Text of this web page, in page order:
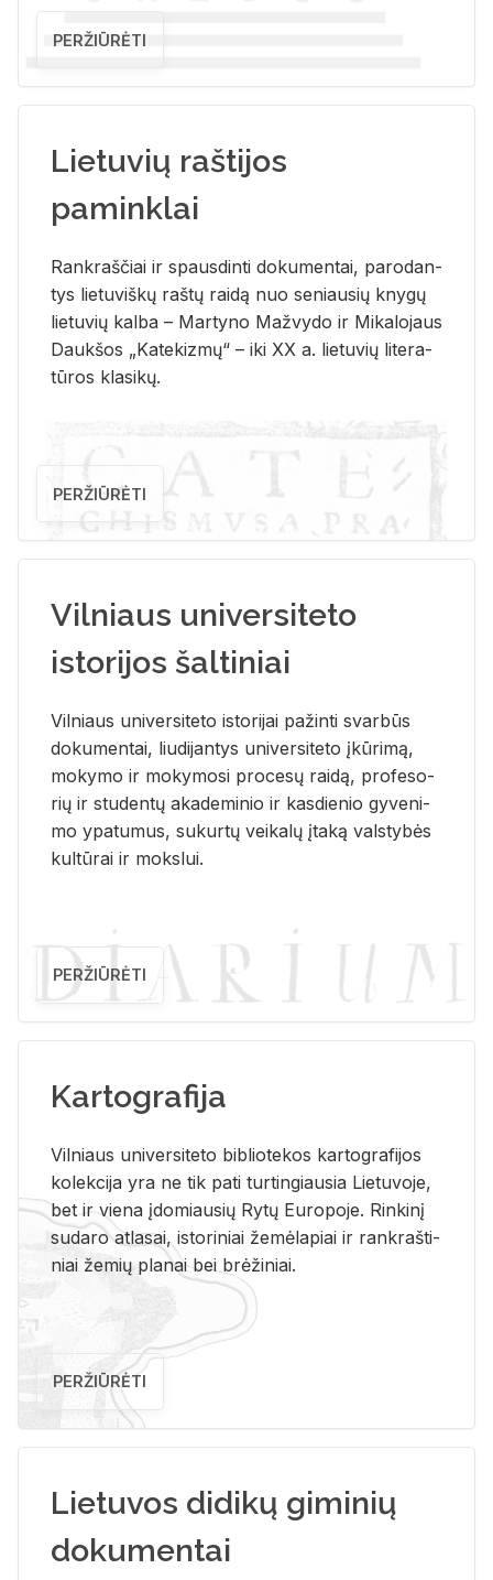
PERŽIŪRĖTI
Lietuvių raštijos
paminklai
Rank­raš­čiai ir spaus­din­ti do­ku­men­tai, pa­ro­dan­
tys lie­tu­viš­kų raš­tų rai­dą nuo se­niau­sių kny­gų
lie­tu­vių kal­ba – Mar­ty­no Ma­žvy­do ir Mi­ka­lo­jaus
Dauk­šos „Ka­te­kiz­mų“ – iki XX a. lie­tu­vių li­te­ra­
tū­ros kla­si­kų.
PERŽIŪRĖTI
Vilniaus universiteto
istorijos šaltiniai
Vil­niaus uni­ver­si­te­to is­to­ri­jai pa­žin­ti svar­būs
do­ku­men­tai, liu­di­jan­tys uni­ver­si­te­to įkū­ri­mą,
mo­ky­mo ir mo­ky­mo­si pro­ce­sų rai­dą, pro­fe­so­
rių ir stu­den­tų aka­de­mi­nio ir kas­die­nio gy­ve­ni­
mo ypa­tu­mus, su­kur­tų vei­ka­lų įta­ką vals­ty­bės
kul­tū­rai ir moks­lui.
PERŽIŪRĖTI
Kartografija
Vil­niaus uni­ver­si­te­to bi­b­lio­te­kos kar­to­gra­fi­jos
ko­lek­ci­ja yra ne tik pati tur­tin­giau­sia Lie­tu­vo­je,
bet ir vie­na įdo­miau­sių Rytų Eu­ro­po­je. Rin­ki­nį
su­da­ro at­la­sai, is­to­ri­niai že­mė­la­piai ir rank­raš­ti­
niai že­mių pla­nai bei brė­ži­niai.
PERŽIŪRĖTI
Lietuvos didikų giminių
dokumentai